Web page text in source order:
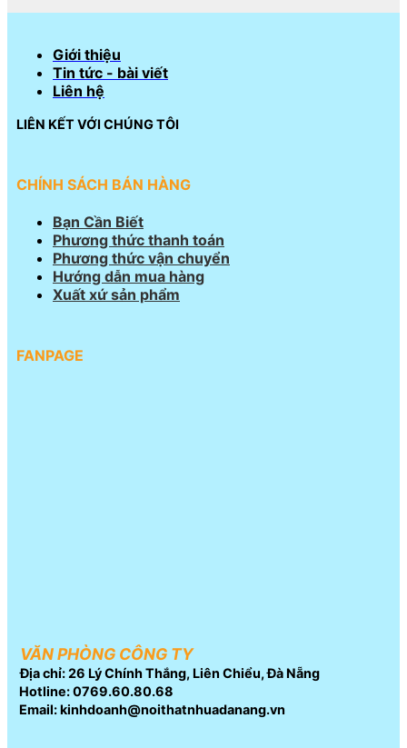
Giới thiệu
Tin tức - bài viết
Liên hệ
LIÊN KẾT VỚI CHÚNG TÔI
CHÍNH SÁCH BÁN HÀNG
Bạn Cần Biết
Phương thức thanh toán
Phương thức vận chuyển
Hướng dẫn mua hàng
Xuất xứ sản phẩm
FANPAGE
VĂN PHÒNG CÔNG TY
Địa chỉ: 26 Lý Chính Thắng, Liên Chiểu, Đà Nẵng
Hotline: 0769.60.80.68
Email: kinhdoanh@noithatnhuadanang.vn